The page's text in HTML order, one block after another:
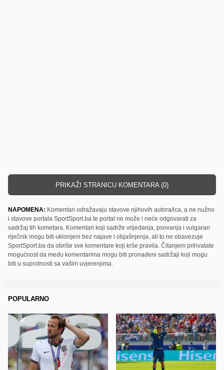
PRIKAŽI STRANICU KOMENTARA (0)
NAPOMENA: Komentari odražavaju stavove njihovih autora/ica, a ne nužno
i stavove portala SportSport.ba te portal ne može i neće odgovarati za
sadržaj tih kometara. Komentari koji sadrže vrijeđanja, psovanja i vulgaran
riječnik mogu biti uklonjeni bez najave i objašnjenja, ali to ne obavezuje
SportSport.ba da obriše sve komentare koji krše pravila. Čitanjem prihvatate
mogućnost da među komentarima mogu biti pronađeni sadržaji koji mogu
biti u suprotnosti sa vašim uvjerenjima.
POPULARNO